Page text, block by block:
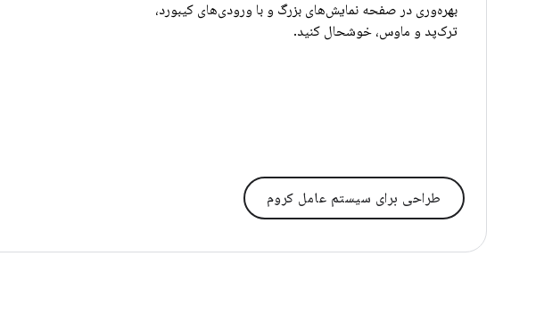
بهره‌وری در صفحه نمایش‌های بزرگ و با ورودی‌های کیبورد،
ترک‌پد و ماوس، خوشحال کنید.
طراحی برای سیستم عامل کروم